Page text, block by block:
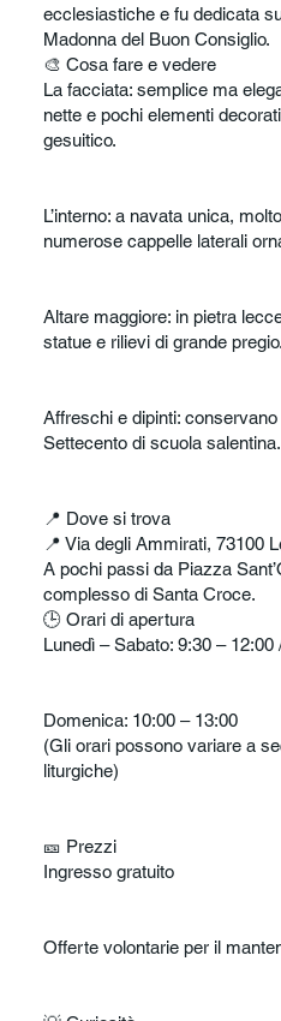
ecclesiastiche e fu dedicata
Madonna del Buon Consiglio.
🎨 Cosa fare e vedere
La facciata: semplice ma
nette e pochi elementi
gesuitico.
L’interno: a navata unica,
numerose cappelle laterali
Altare maggiore: in pietra
statue e rilievi di grande pregio.
Affreschi e dipinti:
Settecento di scuola salentina.
📍 Dove si trova
📍 Via degli Ammirati, 73100
A pochi passi da Piazza
complesso di Santa Croce.
🕒 Orari di apertura
Lunedì – Sabato: 9:30 – 12:00
Domenica: 10:00 – 13:00
(Gli orari possono variare a
liturgiche)
🎫 Prezzi
Ingresso gratuito
Offerte volontarie per il